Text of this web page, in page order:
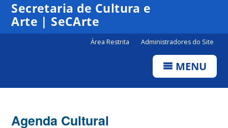
Secretaria de Cultura e
Arte | SeCArte
Área Restrita Administradores do Site
MENU
Agenda Cultural
1:00